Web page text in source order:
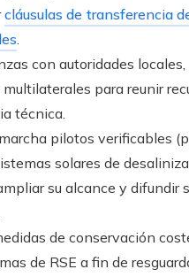
cláusulas de transferencia
.
con autoridades locales,
para reunir
técnica.
pilotos verificables
solares de
su alcance y difundir
de conservación
de RSE a fin de